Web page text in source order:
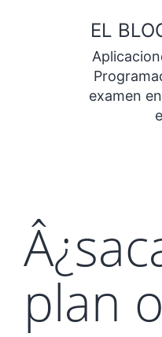
contenido
EL
examen
plan